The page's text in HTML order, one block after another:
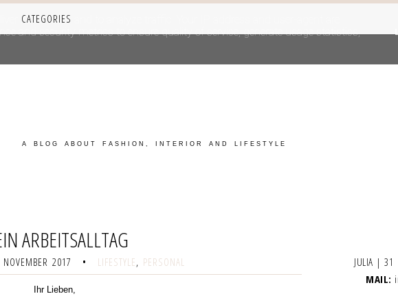
CATEGORIES
A BLOG ABOUT FASHION, INTERIOR AND LIFESTYLE
ARBEITSALLTAG
2017 • LIFESTYLE, PERSONAL
Ihr Lieben,
JULIA | 31
MAIL:
its services and to analyze traffic. Your IP address and user-agent are
and security metrics to ensure quality of service, generate usage statistics,